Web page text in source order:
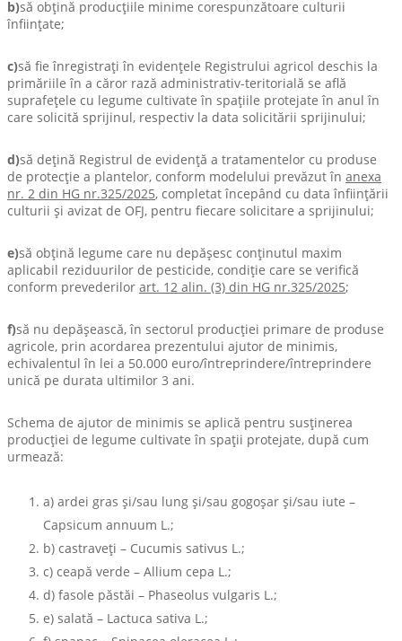
b)să obţină producţiile minime corespunzătoare culturii
înfiinţate;
c)să fie înregistraţi în evidenţele Registrului agricol deschis la
primăriile în a căror rază administrativ-teritorială se află
suprafeţele cu legume cultivate în spaţiile protejate în anul în
care solicită sprijinul, respectiv la data solicitării sprijinului;
d)să deţină Registrul de evidenţă a tratamentelor cu produse
de protecţie a plantelor, conform modelului prevăzut în anexa
nr. 2 din HG nr.325/2025, completat începând cu data înfiinţării
culturii şi avizat de OFJ, pentru fiecare solicitare a sprijinului;
e)să obţină legume care nu depăşesc conţinutul maxim
aplicabil reziduurilor de pesticide, condiţie care se verifică
conform prevederilor art. 12 alin. (3) din HG nr.325/2025;
f)să nu depăşească, în sectorul producţiei primare de produse
agricole, prin acordarea prezentului ajutor de minimis,
echivalentul în lei a 50.000 euro/întreprindere/întreprindere
unică pe durata ultimilor 3 ani.
Schema de ajutor de minimis se aplică pentru susţinerea
producţiei de legume cultivate în spaţii protejate, după cum
urmează:
a) ardei gras şi/sau lung şi/sau gogoşar şi/sau iute –
Capsicum annuum L.;
b) castraveţi – Cucumis sativus L.;
c) ceapă verde – Allium cepa L.;
d) fasole păstăi – Phaseolus vulgaris L.;
e) salată – Lactuca sativa L.;